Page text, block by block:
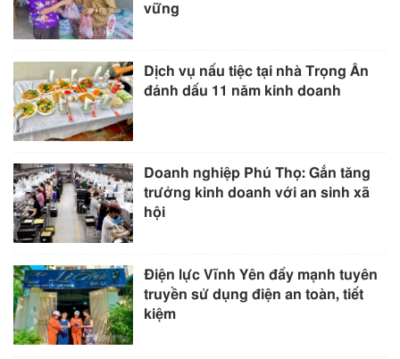
vững
Dịch vụ nấu tiệc tại nhà Trọng Ân
đánh dấu 11 năm kinh doanh
Doanh nghiệp Phú Thọ: Gắn tăng
trưởng kinh doanh với an sinh xã
hội
Điện lực Vĩnh Yên đẩy mạnh tuyên
truyền sử dụng điện an toàn, tiết
kiệm